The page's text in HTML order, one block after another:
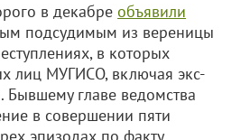
в декабре объявили
подсудимым из вереницы
в которых
лиц МУГИСО, включая экс-
Бывшему главе ведомства
в совершении пяти